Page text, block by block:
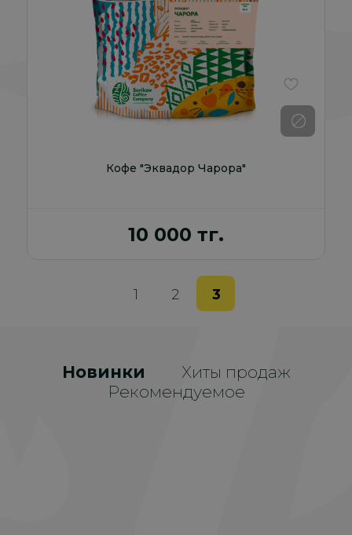
Кофе "Эквадор Чарора"
10 000 тг.
В
1 2 3
Новинки
Хиты продаж
Рекомендуемое